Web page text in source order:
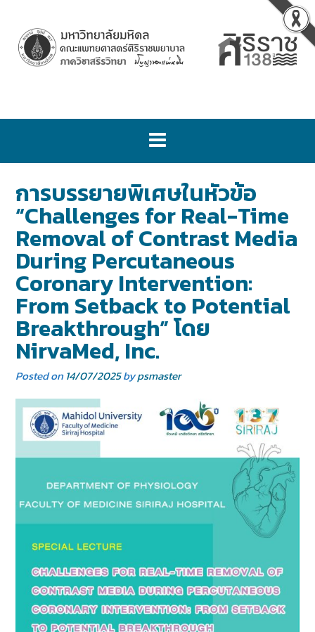
การบรรยายพิเศษในหัวข้อ
“Challenges for Real-Time
Removal of Contrast Media
During Percutaneous
Coronary Intervention:
From Setback to Potential
Breakthrough” โดย
NirvaMed, Inc.
Posted on14/07/2025bypsmaster